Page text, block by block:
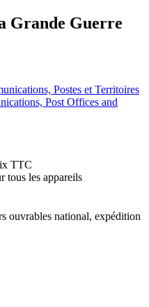
Grande Guerre
Postes et Territoires
Post Offices and
TTC
tous les appareils
ouvrables national, expédition